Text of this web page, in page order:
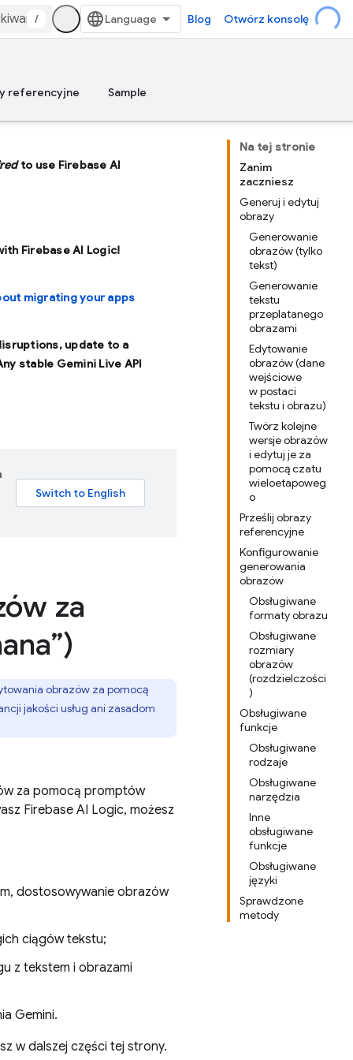
/ Blog Otwórz konsolę
referencyjne Sample
Na tej stronie
Zanim
zaczniesz
Generuj i edytuj
obrazy
Generowanie
obrazów (tylko
tekst)
Generowanie
tekstu
przeplatanego
obrazami
Edytowanie
obrazów (dane
wejściowe
w postaci
tekstu i obrazu)
Twórz kolejne
wersje obrazów
i edytuj je za
pomocą czatu
wieloetapoweg
o
Prześlij obrazy
referencyjne
Konfigurowanie
generowania
obrazów
Obsługiwane
formaty obrazu
Obsługiwane
rozmiary
obrazów
(rozdzielczości
)
Obsługiwane
funkcje
Obsługiwane
rodzaje
Obsługiwane
narzędzia
Inne
obsługiwane
funkcje
Obsługiwane
języki
Sprawdzone
metody
to use Firebase AI
Firebase AI Logic!
migrating your apps
update to a
stable Gemini Live API
za
obrazów za pomocą
jakości usług ani zasadom
za pomocą promptów
Firebase AI Logic, możesz
dostosowywanie obrazów
ciągów tekstu;
z tekstem i obrazami
Gemini.
w dalszej części tej strony.